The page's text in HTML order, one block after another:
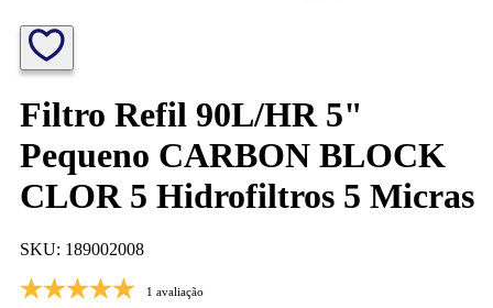
Filtro Refil 90L/HR 5"
Pequeno CARBON BLOCK
CLOR 5 Hidrofiltros 5 Micras
SKU: 189002008
1 avaliação